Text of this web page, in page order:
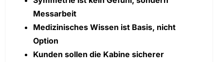
Messarbeit
Medizinisches Wissen ist Basis, nicht
Option
Kunden sollen die Kabine sicherer